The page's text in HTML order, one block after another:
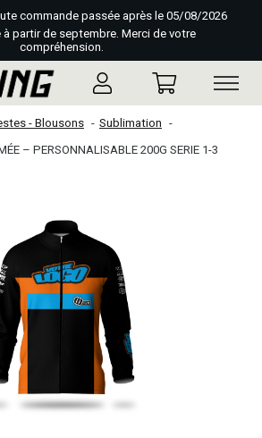
commande passée après le 05/08/2026
à partir de septembre. Merci de votre
compréhension.
- Blousons
Sublimation
– PERSONNALISABLE 200G SERIE 1-3